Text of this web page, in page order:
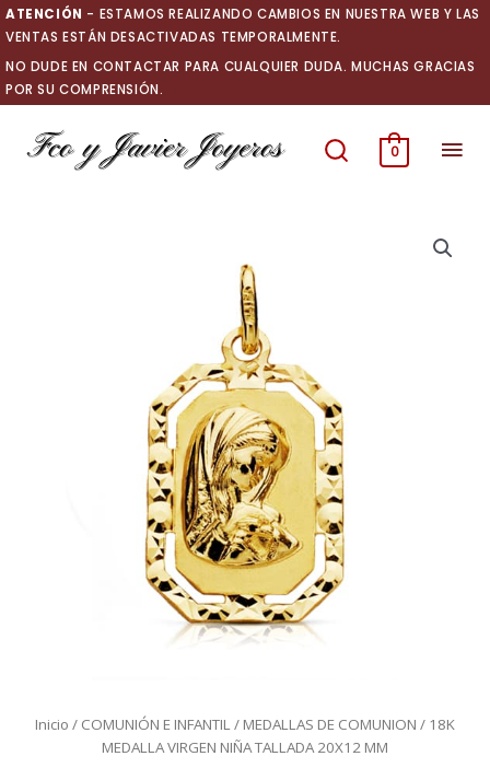
Ir
al
contenido
ATENCIÓN - ESTAMOS REALIZANDO CAMBIOS EN NUESTRA WEB Y LAS
VENTAS ESTÁN DESACTIVADAS TEMPORALMENTE.
NO DUDE EN CONTACTAR PARA CUALQUIER DUDA. MUCHAS GRACIAS
POR SU COMPRENSIÓN.
0
Inicio / COMUNIÓN E INFANTIL / MEDALLAS DE COMUNION / 18K
MEDALLA VIRGEN NIÑA TALLADA 20X12 MM